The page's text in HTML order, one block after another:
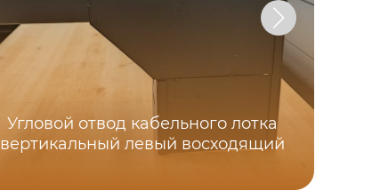
Угловой отвод кабельного лотка
вертикальный левый восходящий